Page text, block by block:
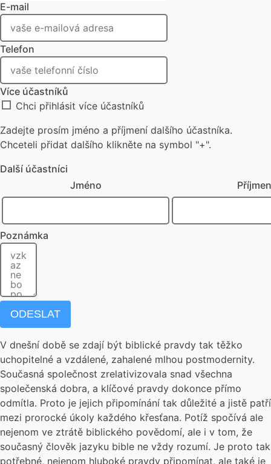
E-mail
Telefon
Více účastníků
Chci přihlásit více účastníků
Zadejte prosím jméno a příjmení dalšího účastníka.
Chceteli přidat dalšího klikněte na symbol "+".
Další účastníci
Jméno
Poznámka
ODESLAT
V dnešní době se zdají být biblické pravdy tak těžko
uchopitelné a vzdálené, zahalené mlhou postmodernity.
Současná společnost zrelativizovala snad všechna
společenská dobra, a klíčové pravdy dokonce přímo
odmítla. Proto je jejich připomínání tak důležité a jistě patří
mezi prorocké úkoly každého křesťana. Potíž spočívá ale
nejenom ve ztrátě biblického povědomí, ale i v tom, že
současný člověk jazyku bible ne vždy rozumí. Je proto tak
potřebné, nejenom hluboké pravdy připomínat, ale také je